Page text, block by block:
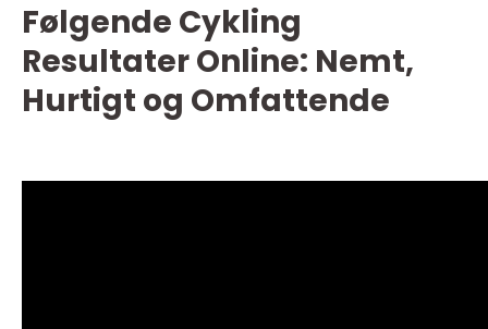
Følgende Cykling
Resultater Online: Nemt,
Hurtigt og Omfattende